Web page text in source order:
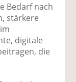
Bedarf nach
stärkere
digitale
die